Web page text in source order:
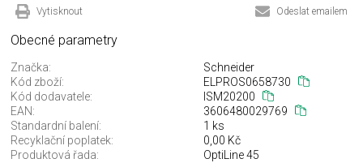
Vytisknout Odeslat emailem
Obecné parametry
Značka:
Schneider
Kód zboží:
ELPROS0658730
Kód dodavatele:
ISM20200
EAN:
3606480029769
Standardní balení:
1 ks
Recyklační poplatek:
0,00 Kč
Produktová řada:
OptiLine 45